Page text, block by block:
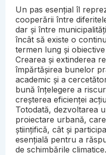
Un pas esențial îl
cooperării între
dar și între
încât să existe o
termen lung și
Crearea și extinderea
împărtășirea bunelor
academic și a
bună înțelegere a
creșterea eficienței
Totodată, dezvoltarea
proiectare urbană,
științifică, cât și
esențială pentru a
de schimbările climatice.